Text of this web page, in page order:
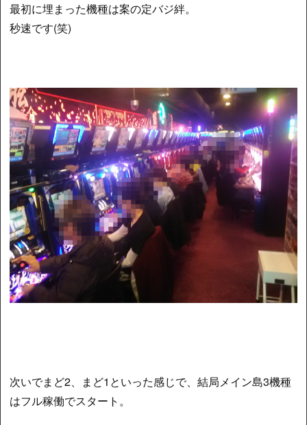
最初に埋まった機種は案の定バジ絆。
秒速です(笑)
次いでまど2、まど1といった感じで、結局メイン島3機種
はフル稼働でスタート。